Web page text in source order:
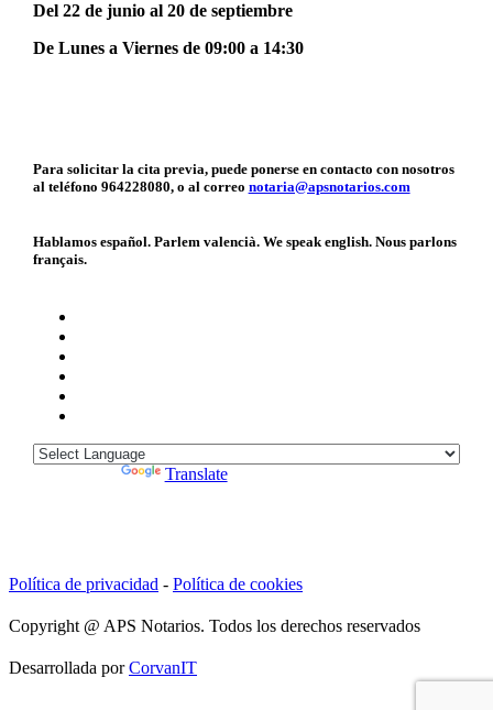
Del 22 de junio al 20 de septiembre
De Lunes a Viernes de 09:00 a 14:30
Para solicitar la cita previa, puede ponerse en contacto con nosotros
al teléfono 964228080, o al correo notaria@apsnotarios.com
Hablamos español. Parlem valencià. We speak english. Nous parlons
français.
Translate
Política de privacidad - Política de cookies
Copyright @ APS Notarios. Todos los derechos reservados
Desarrollada porCorvanIT